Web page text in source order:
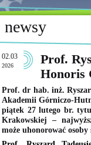
newsy
02.03
2026
Prof.
Honoris
Prof. dr hab. inż.
Akademii Górniczo-
piątek 27 lutego br.
Krakowskiej –
może uhonorować osoby